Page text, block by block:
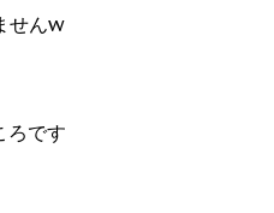
せんw
ろです